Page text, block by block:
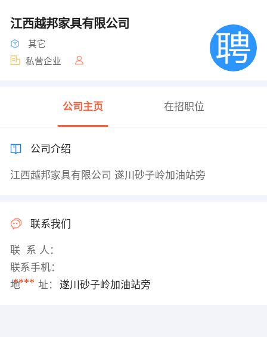
江西越邦家具有限公司
其它
私营企业
公司主页 在招职位
公司介绍
江西越邦家具有限公司 遂川砂子岭加油站旁
联系我们
联 系 人：
联系手机：
****
地 址： 遂川砂子岭加油站旁